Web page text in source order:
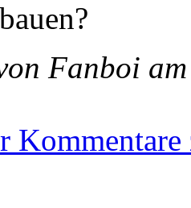
Fanboi